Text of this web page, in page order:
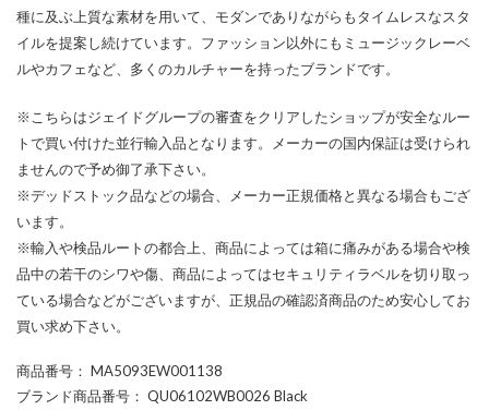
種に及ぶ上質な素材を用いて、モダンでありながらもタイムレスなスタ
イルを提案し続けています。ファッション以外にもミュージックレーベ
ルやカフェなど、多くのカルチャーを持ったブランドです。
※こちらはジェイドグループの審査をクリアしたショップが安全なルー
トで買い付けた並行輸入品となります。メーカーの国内保証は受けられ
ませんので予め御了承下さい。
※デッドストック品などの場合、メーカー正規価格と異なる場合もござ
います。
※輸入や検品ルートの都合上、商品によっては箱に痛みがある場合や検
品中の若干のシワや傷、商品によってはセキュリティラベルを切り取っ
ている場合などがございますが、正規品の確認済商品のため安心してお
買い求め下さい。
商品番号 ： MA5093EW001138
ブランド商品番号 ： QU06102WB0026 Black